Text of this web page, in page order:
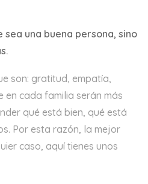
sea una buena persona, sino
son: gratitud, empatía,
en cada familia serán más
qué está bien, qué está
Por esta razón, la mejor
caso, aquí tienes unos